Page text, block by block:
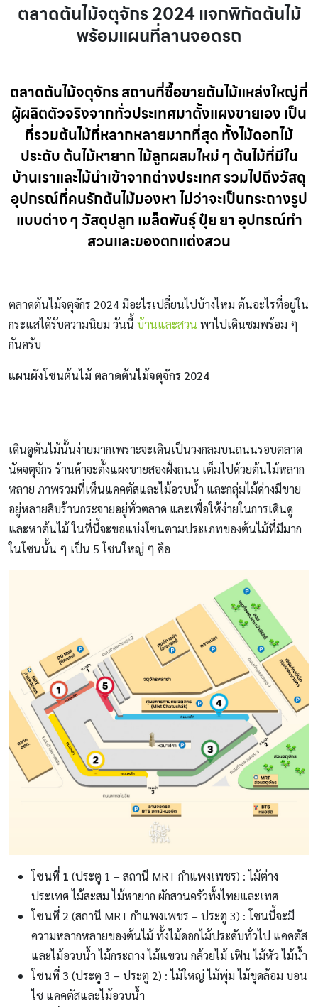
ตลาดต้นไม้จตุจักร 2024 แจกพิกัดต้นไม้
พร้อมแผนที่ลานจอดรถ
ตลาดต้นไม้จตุจักรสถานที่ซื้อขายต้นไม้แหล่งใหญ่ที่
ผู้ผลิตตัวจริงจากทั่วประเทศมาตั้งแผงขายเอง เป็น
ที่รวมต้นไม้ที่หลากหลายมากที่สุด ทั้งไม้ดอกไม้
ประดับ ต้นไม้หายาก ไม้ลูกผสมใหม่ ๆ ต้นไม้ที่มีใน
บ้านเราและไม้นำเข้าจากต่างประเทศ รวมไปถึงวัสดุ
อุปกรณ์ที่คนรักต้นไม้มองหา ไม่ว่าจะเป็นกระถางรูป
แบบต่าง ๆ วัสดุปลูก เมล็ดพันธุ์ ปุ๋ย ยา อุปกรณ์ทำ
สวนและของตกแต่งสวน
ตลาดต้นไม้จตุจักร 2024 มีอะไรเปลี่ยนไปบ้างไหม ต้นอะไรที่อยู่ใน
กระแสได้รับความนิยม วันนี้ บ้านและสวน พาไปเดินชมพร้อม ๆ
กันครับ
แผนผังโซนต้นไม้ ตลาดต้นไม้จตุจักร 2024
เดินดูต้นไม้นั้นง่ายมากเพราะจะเดินเป็นวงกลมบนถนนรอบตลาด
นัดจตุจักร ร้านค้าจะตั้งแผงขายสองฝั่งถนน เต็มไปด้วยต้นไม้หลาก
หลาย ภาพรวมที่เห็นแคคตัสและไม้อวบน้ำ และกลุ่มไม้ด่างมีขาย
อยู่หลายสิบร้านกระจายอยู่ทั่วตลาด และเพื่อให้ง่ายในการเดินดู
และหาต้นไม้ ในที่นี้จะขอแบ่งโซนตามประเภทของต้นไม้ที่มีมาก
ในโซนนั้น ๆ เป็น 5 โซนใหญ่ ๆ คือ
โซนที่ 1 (ประตู 1 – สถานี MRT กำแพงเพชร) : ไม้ต่าง
ประเทศ ไม้สะสม ไม้หายาก ผักสวนครัวทั้งไทยและเทศ
โซนที่ 2 (สถานี MRT กำแพงเพชร – ประตู 3) : โซนนี้จะมี
ความหลากหลายของต้นไม้ ทั้งไม้ดอกไม้ประดับทั่วไป แคคตัส
และไม้อวบน้ำ ไม้กระถาง ไม้แขวน กล้วยไม้ เฟิน ไม้หัว ไม้น้ำ
โซนที่ 3 (ประตู 3 – ประตู 2) : ไม้ใหญ่ ไม้พุ่ม ไม้ขุดล้อม บอน
ไซ แคคตัสและไม้อวบน้ำ